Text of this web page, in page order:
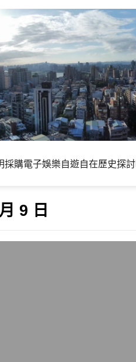
採購電子娛樂自遊自在歷史探討
9 日